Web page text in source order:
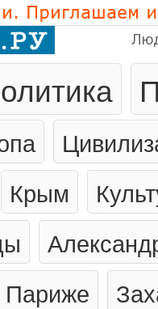
Крым
Париже